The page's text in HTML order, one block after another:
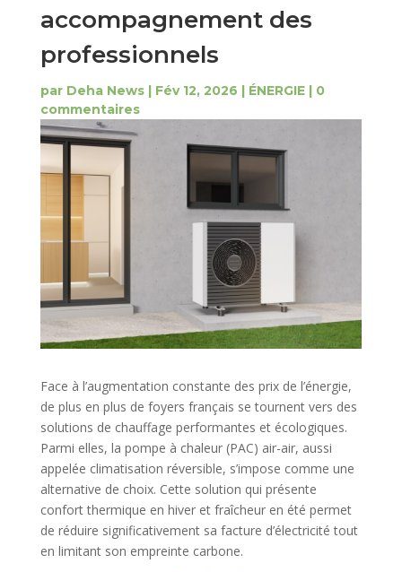
accompagnement des
professionnels
par Deha News| Fév 12, 2026 | ÉNERGIE| 0
commentaires
Face à l’augmentation constante des prix de l’énergie,
de plus en plus de foyers français se tournent vers des
solutions de chauffage performantes et écologiques.
Parmi elles, la pompe à chaleur (PAC) air-air, aussi
appelée climatisation réversible, s’impose comme une
alternative de choix. Cette solution qui présente
confort thermique en hiver et fraîcheur en été permet
de réduire significativement sa facture d’électricité tout
en limitant son empreinte carbone.